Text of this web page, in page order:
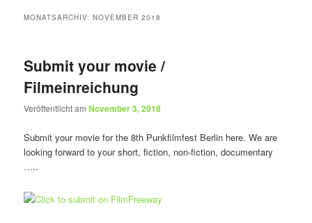
MONATSARCHIV:NOVEMBER 2018
Submit your movie /
Filmeinreichung
Veröffentlicht amNovember 3, 2018
Submit your movie for the 8th Punkfilmfest Berlin here. We are
looking forward to your short, fiction, non-fiction, documentary
…..